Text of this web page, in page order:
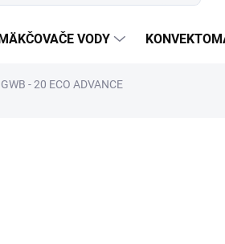
VODY
- 20 ECO ADVANCE